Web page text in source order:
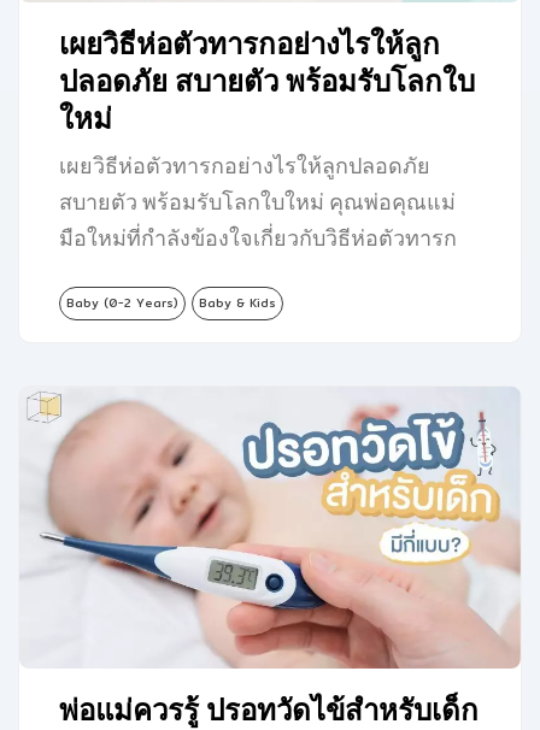
เผยวิธีห่อตัวทารกอย่างไรให้ลูก
ปลอดภัย สบายตัว พร้อมรับโลกใบ
ใหม่
เผยวิธีห่อตัวทารกอย่างไรให้ลูกปลอดภัย
สบายตัว พร้อมรับโลกใบใหม่ คุณพ่อคุณแม่
มือใหม่ที่กำลังข้องใจเกี่ยวกับวิธีห่อตัวทารก
ปลอดภัย…
Baby (0-2 Years) Baby & Kids
พ่อแม่ควรรู้ ปรอทวัดไข้สำหรับเด็ก